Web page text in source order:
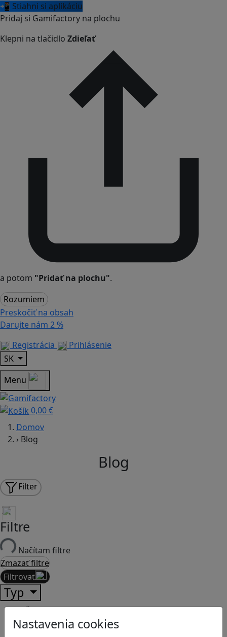
📲 Stiahni si aplikáciu
Pridaj si Gamifactory na plochu
Klepni na tlačidlo Zdieľať
a potom "Pridať na plochu".
Rozumiem
Preskočiť na obsah
Darujte nám 2 %
Registrácia
Prihlásenie
SK
Menu
0,00 €
Nastavenia cookies
Domov
› Blog
Blog
Filter
Filtre
Načítam filtre
Zmazať filtre
Filtrovať
Typ
Recenzie